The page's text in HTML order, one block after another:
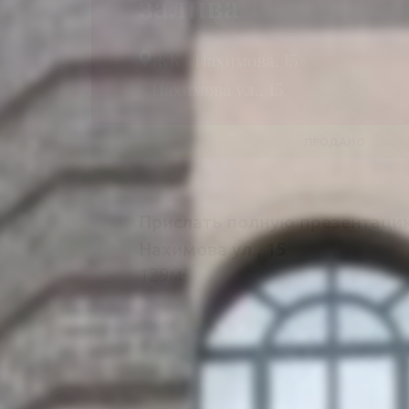
ЖК «Нахимова, 15»
Нахимова ул., 15
Прислать полную